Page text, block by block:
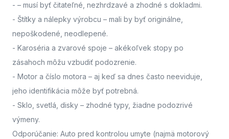
- – musí byť čitateľné, nezhrdzavé a zhodné s dokladmi.
- Štítky a nálepky výrobcu – mali by byť originálne,
nepoškodené, neodlepené.
- Karoséria a zvarové spoje – akékoľvek stopy po
zásahoch môžu vzbudiť podozrenie.
- Motor a číslo motora – aj keď sa dnes často neeviduje,
jeho identifikácia môže byť potrebná.
- Sklo, svetlá, disky – zhodné typy, žiadne podozrivé
výmeny.
Odporúčanie: Auto pred kontrolou umyte (najmä motorový